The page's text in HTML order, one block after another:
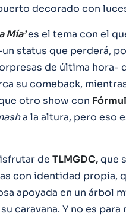
decorado con
Mía’es el tema con el
status que perderá,
de última hora-
su comeback,
otro show con
a la altura, pero eso
de TLMGDC,que
con identidad propia,
apoyada en un árbol
caravana. Y no es